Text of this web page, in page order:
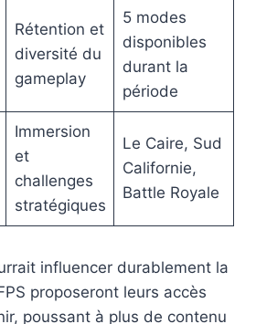
Rétention et
diversité du
gameplay
5 modes
disponibles
durant la
période
Immersion
et
challenges
stratégiques
Le Caire, Sud
Californie,
Battle Royale
influencer durablement la
proposeront leurs accès
poussant à plus de contenu